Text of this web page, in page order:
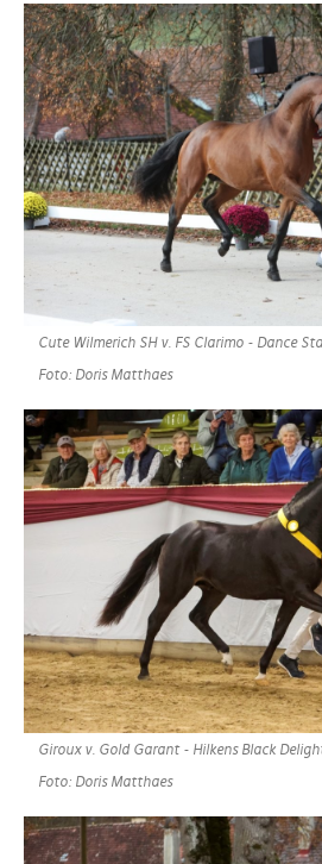
Cute Wilmerich SH v. FS Clarimo - Dance
Foto: Doris Matthaes
Giroux v. Gold Garant - Hilkens Black
Foto: Doris Matthaes